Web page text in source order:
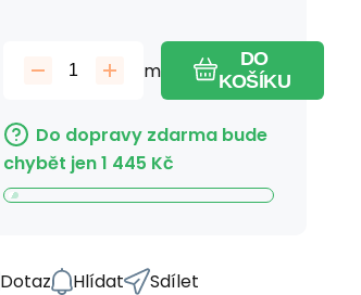
m
DO
KOŠÍKU
Do dopravy zdarma bude
chybět jen1 445 Kč
Dotaz Hlídat Sdílet